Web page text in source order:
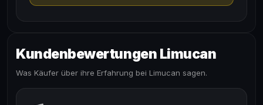
Kundenbewertungen Limucan
Was Käufer über ihre Erfahrung bei Limucan sagen.